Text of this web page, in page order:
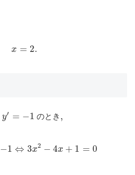
x = 2.
2.
y′ = −1
′= のとき ,,
−1 ⇔ 3x2 − 4x + 1 = 0
− 3 2 x 0